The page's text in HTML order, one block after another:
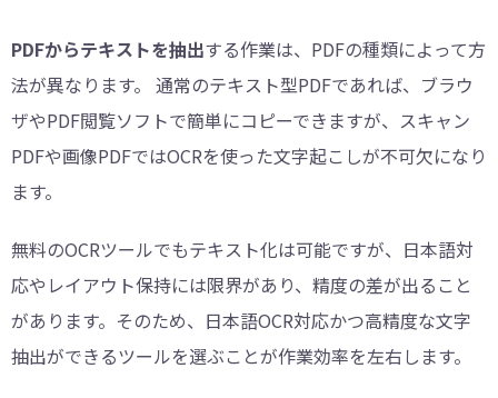
PDFからテキストを抽出する作業は、PDFの種類によって方
法が異なります。 通常のテキスト型PDFであれば、ブラウ
ザやPDF閲覧ソフトで簡単にコピーできますが、スキャン
PDFや画像PDFではOCRを使った文字起こしが不可欠になり
ます。
無料のOCRツールでもテキスト化は可能ですが、日本語対
応やレイアウト保持には限界があり、精度の差が出ること
があります。そのため、日本語OCR対応かつ高精度な文字
抽出ができるツールを選ぶことが作業効率を左右します。